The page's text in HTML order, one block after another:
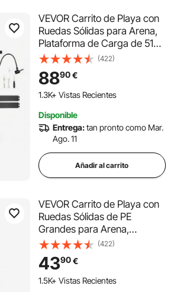
VEVOR Carrito de Playa con
Ruedas Sólidas para Arena,
Plataforma de Carga de 510
x 370 mm, Carro de Arena
Plegables y Altura Ajustable
Carro Resistente para
pícnica, Camp, Pesca, Playa,
(422)
8890€
1.3K+ Vistas Recientes
Disponible
Entrega:tan pronto como Mar.
Ago. 11
Añadir al carrito
VEVOR Carrito de Playa con
Ruedas Sólidas de PE
Grandes para Arena,
Plataforma de Carga de 380
x 386 mm, Carro de Arena
Plegable, Carro Resistente
para pícnica, Camp, Pesca,
(422)
4390€
1.5K+ Vistas Recientes